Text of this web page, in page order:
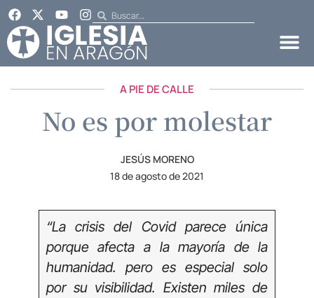
A PIE DE CALLE
No es por molestar
JESÚS MORENO
18 de agosto de 2021
“La crisis del Covid parece única
porque afecta a la mayoría de la
humanidad. pero es especial solo
por su visibilidad. Existen miles de